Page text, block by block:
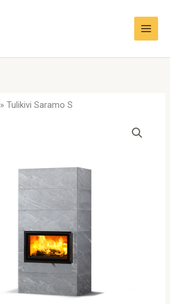
»Tulikivi Saramo S